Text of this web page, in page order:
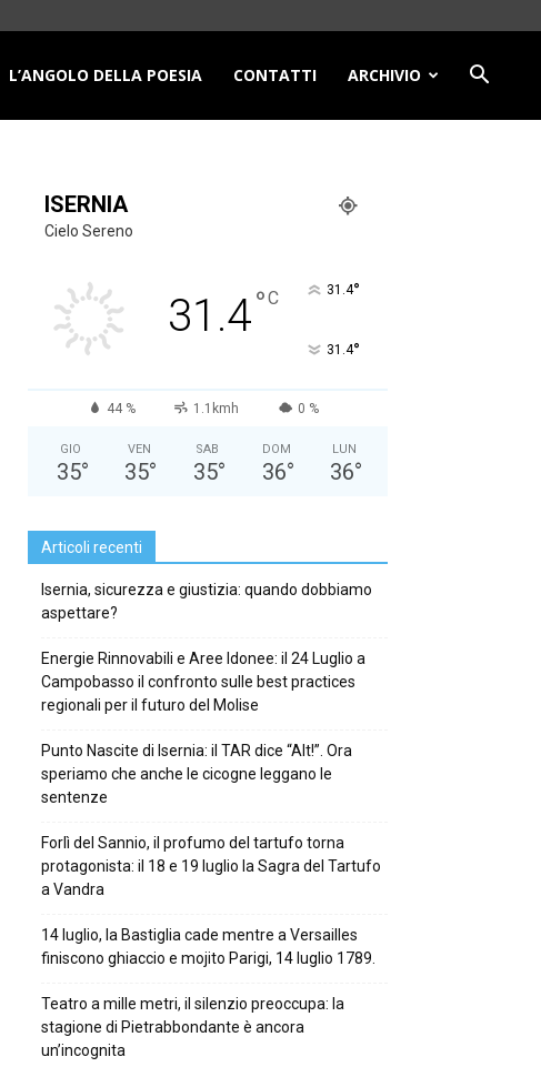
L’ANGOLO DELLA POESIA CONTATTI ARCHIVIO
ISERNIA
Cielo Sereno
31.4°C 31.4°
31.4°
44 % 1.1kmh 0 %
GIO
35°
VEN
35°
SAB
35°
DOM
36°
LUN
36°
Articoli recenti
Isernia, sicurezza e giustizia: quando dobbiamo
aspettare?
Energie Rinnovabili e Aree Idonee: il 24 Luglio a
Campobasso il confronto sulle best practices
regionali per il futuro del Molise
Punto Nascite di Isernia: il TAR dice “Alt!”. Ora
speriamo che anche le cicogne leggano le
sentenze
Forlì del Sannio, il profumo del tartufo torna
protagonista: il 18 e 19 luglio la Sagra del Tartufo
a Vandra
14 luglio, la Bastiglia cade mentre a Versailles
finiscono ghiaccio e mojito Parigi, 14 luglio 1789.
Teatro a mille metri, il silenzio preoccupa: la
stagione di Pietrabbondante è ancora
un’incognita